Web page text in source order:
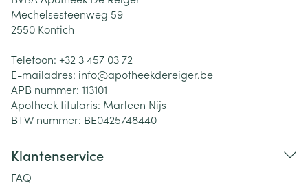
Mechelsesteenweg 59
2550 Kontich
Telefoon: +32 3 457 03 72
E-mailadres: info@apotheekdereiger.be
APB nummer: 113101
Apotheek titularis: Marleen Nijs
BTW nummer: BE0425748440
Klantenservice
FAQ